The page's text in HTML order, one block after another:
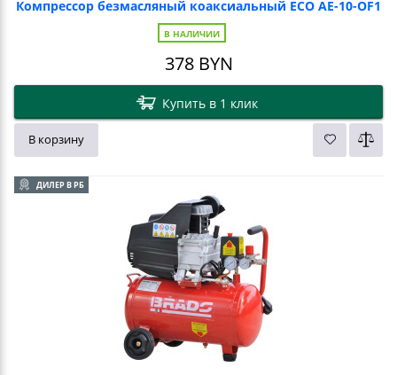
Компрессор безмасляный коаксиальный ECO AE-10-OF1
В НАЛИЧИИ
378BYN
Купить в 1 клик
В корзину
ДИЛЕР В РБ